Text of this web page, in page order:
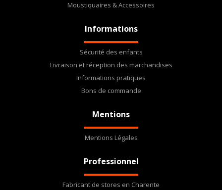
Moustiquaires & Accessoires
Informations
Sécurité des enfants
Livraison et réception des marchandises
Informations pratiques
Bons de commande
Mentions
Mentions Légales
Professionnel
Fabricant de stores en Charente